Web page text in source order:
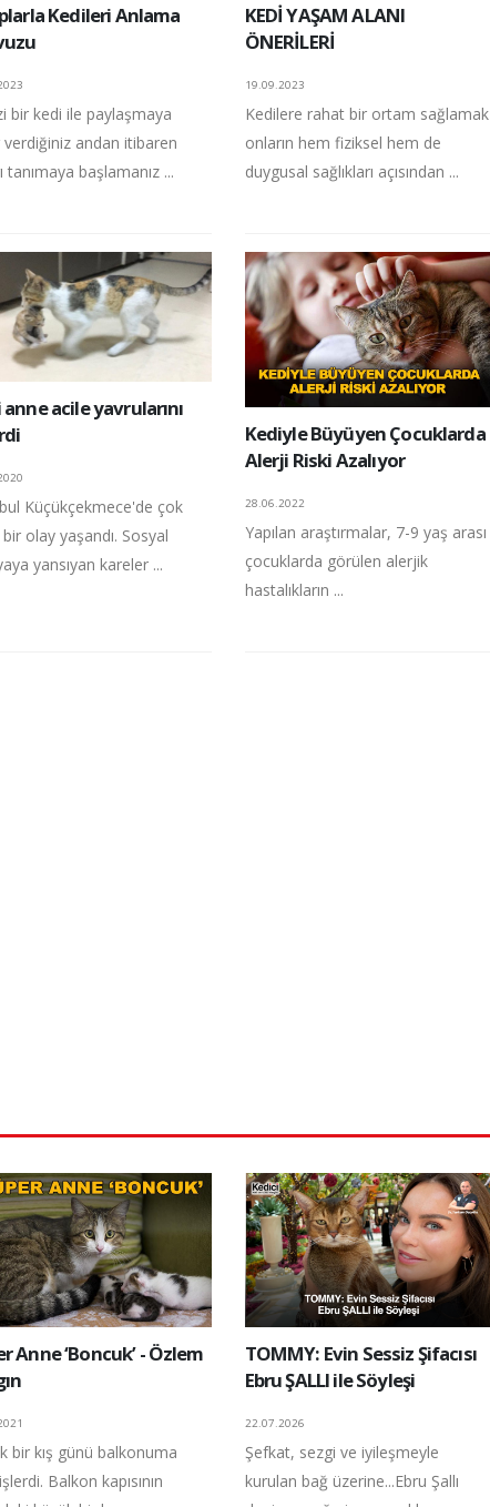
Kedileri Anlama
bir kedi ile paylaşmaya
verdiğiniz andan itibaren
tanımaya başlamanız ...
KEDİ YAŞAM ALANI
ÖNERİLERİ
19.09.2023
Kedilere rahat bir ortam sağlamak
onların hem fiziksel hem de
duygusal sağlıkları açısından ...
acile yavrularını
Küçükçekmece'de çok
olay yaşandı. Sosyal
yansıyan kareler ...
Kediyle Büyüyen Çocuklarda
Alerji Riski Azalıyor
28.06.2022
Yapılan araştırmalar, 7-9 yaş arası
çocuklarda görülen alerjik
hastalıkların ...
Anne ‘Boncuk’ - Özlem
bir kış günü balkonuma
Balkon kapısının
TOMMY: Evin Sessiz Şifacısı
Ebru ŞALLI ile Söyleşi
22.07.2026
Şefkat, sezgi ve iyileşmeyle
kurulan bağ üzerine...Ebru Şallı